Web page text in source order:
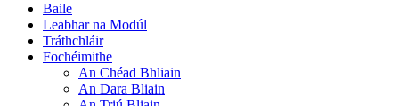
Baile
Leabhar na Modúl
Tráthchláir
Fochéimithe
An Chéad Bhliain
An Dara Bliain